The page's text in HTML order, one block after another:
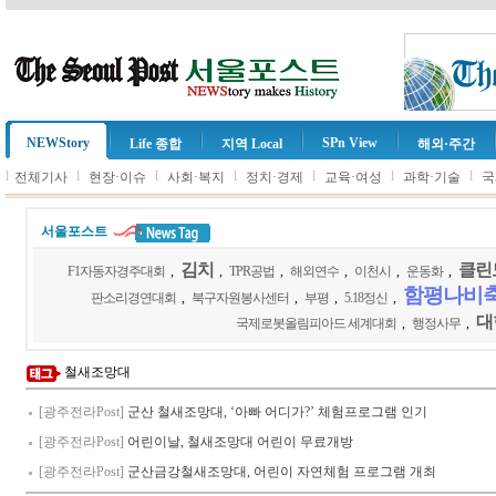
NEWStory Life 종합 지역 Local SPn View 해외·주간
l 전체기사 l 현장·이슈 l 사회·복지 l 정치·경제 l 교육·여성 l 과학·기술 l
서울포스트
F1자동자경주대회 김치 TPR공법 해외연수 이천시 운동화 클린
판소리경연대회 북구자원봉사센터 부평 5.18정신 함평나비
국제로봇올림피아드 세계대회 행정사무 대
철새조망대
[광주전라Post] 군산 철새조망대, ‘아빠 어디가?’ 체험프로그램 인기
[광주전라Post] 어린이날, 철새조망대 어린이 무료개방
[광주전라Post] 군산금강철새조망대, 어린이 자연체험 프로그램 개최